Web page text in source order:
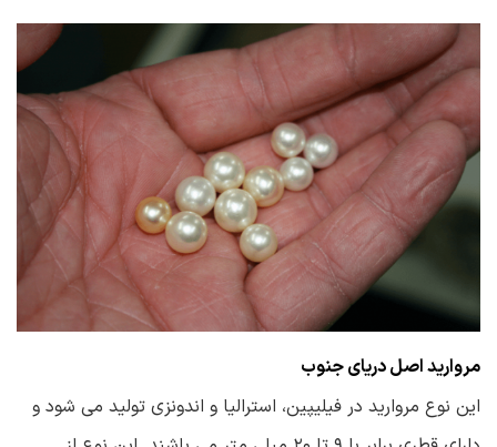
مروارید اصل دریای جنوب
این نوع مروارید در فیلیپین، استرالیا و اندونزی تولید می شود و